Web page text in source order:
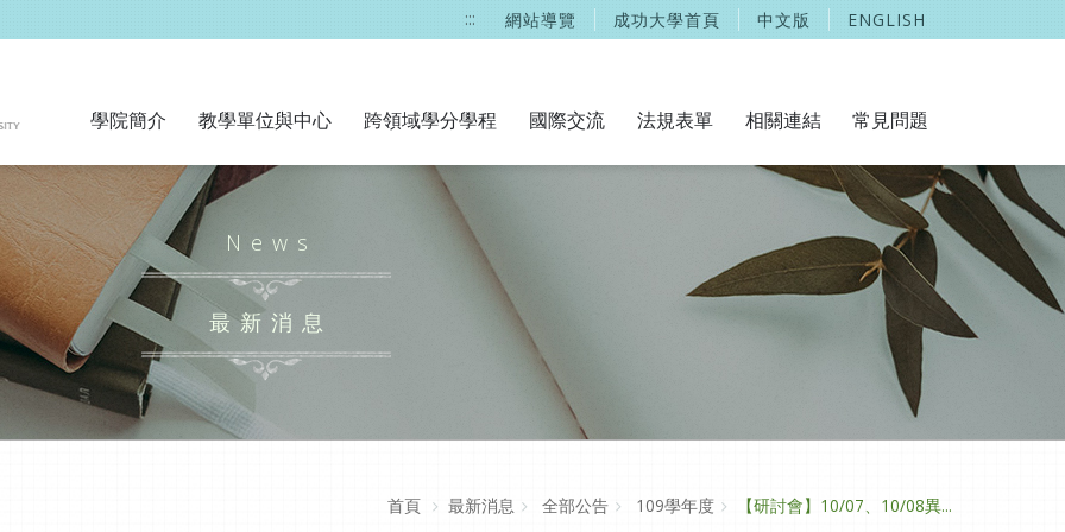
::: 網站導覽 成功大學首頁 中文版 ENGLISH
學院簡介 教學單位與中心 跨領域學分學程 國際交流 法規表單 相關連結 常見問題
News
最新消息
首頁 最新消息 全部公告 109學年度 【研討會】10/07、10/08異...